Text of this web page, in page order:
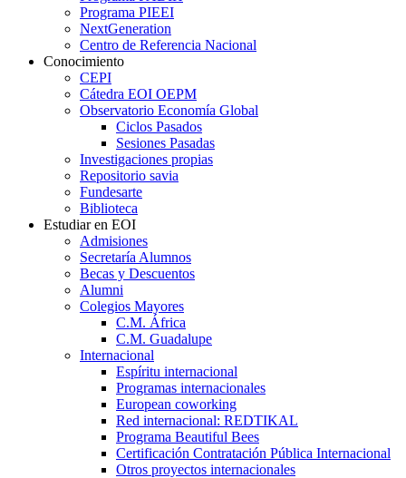
Programa PIEEI
NextGeneration
Centro de Referencia Nacional
Conocimiento
CEPI
Cátedra EOI OEPM
Observatorio Economía Global
Ciclos Pasados
Sesiones Pasadas
Investigaciones propias
Repositorio savia
Fundesarte
Biblioteca
Estudiar en EOI
Admisiones
Secretaría Alumnos
Becas y Descuentos
Alumni
Colegios Mayores
C.M. África
C.M. Guadalupe
Internacional
Espíritu internacional
Programas internacionales
European coworking
Red internacional: REDTIKAL
Programa Beautiful Bees
Certificación Contratación Pública Internacional
Otros proyectos internacionales